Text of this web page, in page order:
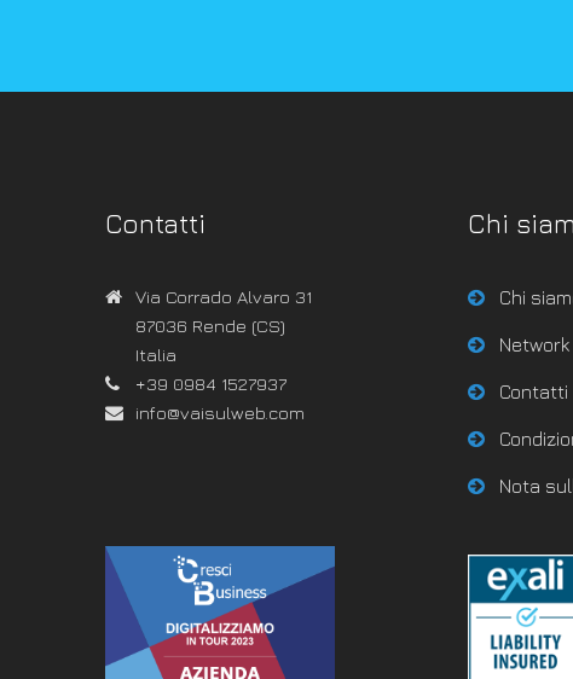
Contatti
Via Corrado Alvaro 31
87036 Rende (CS)
Italia
+39 0984 1527937
info@vaisulweb.com
Chi
Chi
Contatti
Nota